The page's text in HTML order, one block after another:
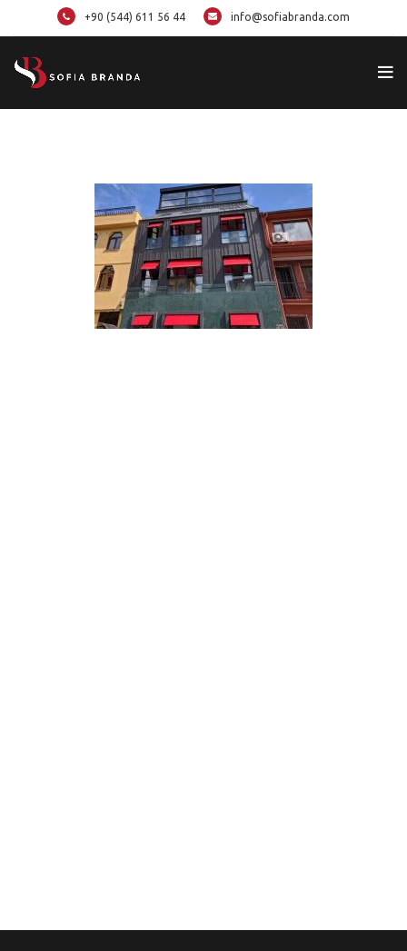
+90 (544) 611 56 44 info@sofiabranda.com